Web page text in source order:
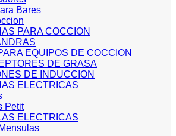
Bares
PARA COCCION
EQUIPOS DE COCCION
DE GRASA
DE INDUCCION
ELECTRICAS
Petit
ELECTRICAS